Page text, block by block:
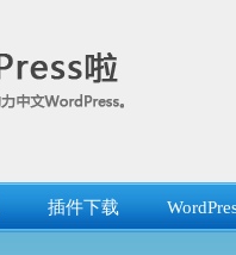
插件下载